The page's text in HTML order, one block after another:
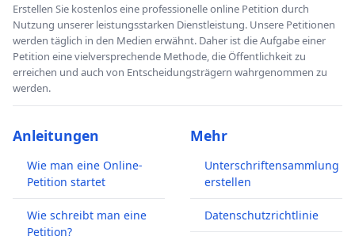
Erstellen Sie kostenlos eine professionelle online Petition durch
Nutzung unserer leistungsstarken Dienstleistung. Unsere Petitionen
werden täglich in den Medien erwähnt. Daher ist die Aufgabe einer
Petition eine vielversprechende Methode, die Öffentlichkeit zu
erreichen und auch von Entscheidungsträgern wahrgenommen zu
werden.
Anleitungen
Wie man eine Online-
Petition startet
Wie schreibt man eine
Petition?
Mehr
Unterschriftensammlung
erstellen
Datenschutzrichtlinie